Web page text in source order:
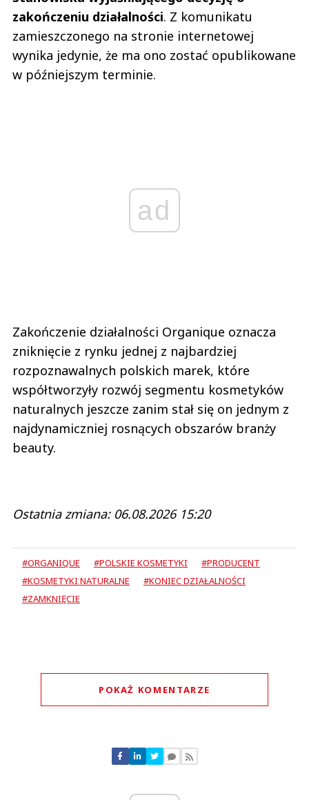
zakończeniu działalności. Z komunikatu
zamieszczonego na stronie internetowej
wynika jedynie, że ma ono zostać opublikowane
w późniejszym terminie.
ad
Zakończenie działalności Organique oznacza
zniknięcie z rynku jednej z najbardziej
rozpoznawalnych polskich marek, które
współtworzyły rozwój segmentu kosmetyków
naturalnych jeszcze zanim stał się on jednym z
najdynamiczniej rosnących obszarów branży
beauty.
Ostatnia zmiana: 06.08.2026 15:20
#ORGANIQUE #POLSKIE KOSMETYKI
#PRODUCENT
#KOSMETYKI NATURALNE
#KONIEC DZIAŁALNOŚCI
#ZAMKNIĘCIE
POKAŻ KOMENTARZE
Nie znaleziono komentarzy
Zostaw swoje komentarze